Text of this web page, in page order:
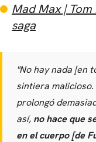
Mad Max |
saga
"No hay nada [en
sintiera malicioso.
prolongó
así, no hace que
en el cuerpo [de